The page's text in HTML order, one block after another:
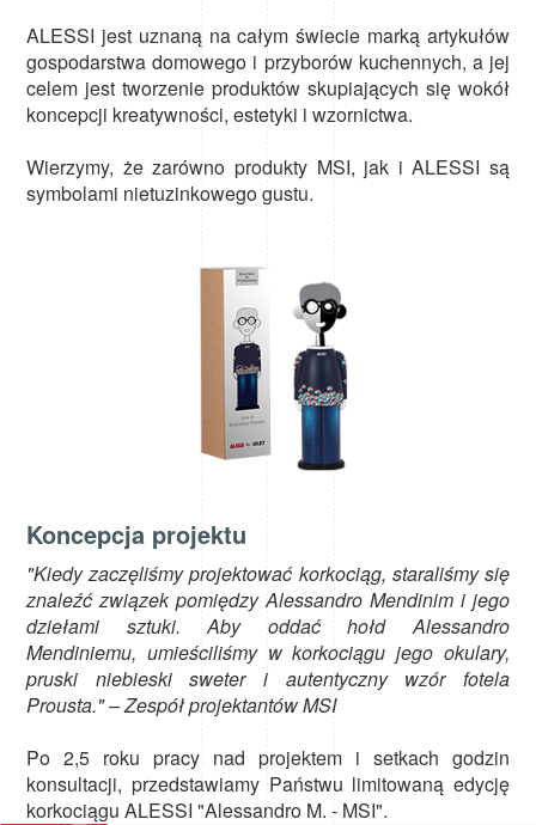
ALESSI jest uznaną na całym świecie marką artykułów
gospodarstwa domowego i przyborów kuchennych, a jej
celem jest tworzenie produktów skupiających się wokół
koncepcji kreatywności, estetyki i wzornictwa.
Wierzymy, że zarówno produkty MSI, jak i ALESSI są
symbolami nietuzinkowego gustu.
Koncepcja projektu
"Kiedy zaczęliśmy projektować korkociąg, staraliśmy się
znaleźć związek pomiędzy Alessandro Mendinim i jego
dziełami sztuki. Aby oddać hołd Alessandro
Mendiniemu, umieściliśmy w korkociągu jego okulary,
pruski niebieski sweter i autentyczny wzór fotela
Prousta." – Zespół projektantów MSI
Po 2,5 roku pracy nad projektem i setkach godzin
konsultacji, przedstawiamy Państwu limitowaną edycję
korkociągu ALESSI "Alessandro M. - MSI".